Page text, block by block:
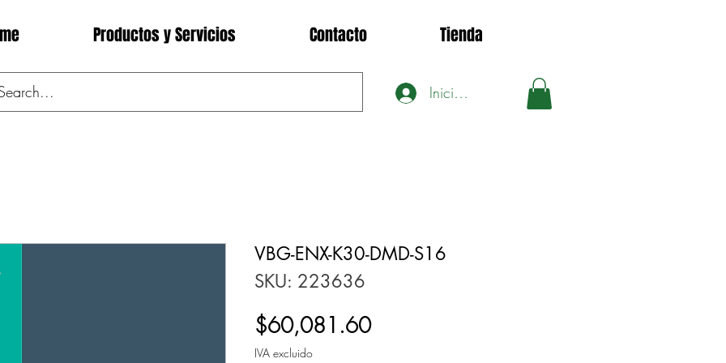
Productos y Servicios Contacto Tienda
Iniciar sesión
VBG-ENX-K30-DMD-S16
SKU: 223636
$60,081.60Precio
IVA excluido